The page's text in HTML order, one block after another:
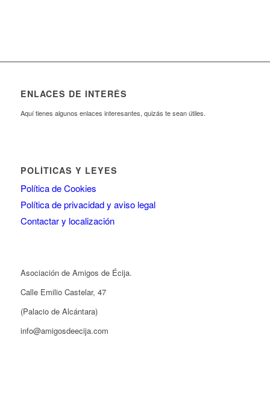
ENLACES DE INTERÉS
Aquí tienes algunos enlaces interesantes, quizás te sean útiles.
POLÍTICAS Y LEYES
Política de Cookies
Política de privacidad y aviso legal
Contactar y localización
Asociación de Amigos de Écija.
Calle Emilio Castelar, 47
(Palacio de Alcántara)
info@amigosdeecija.com